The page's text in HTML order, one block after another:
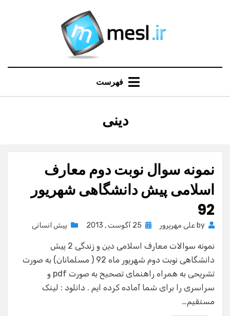
فهرست
برچسب
:
دینی
نمونه سوال نوبت دوم معارف
اسلامی پیش دانشگاهی شهریور
92
by علی مهرپرور
Posted
25 آگوست , 2013 پیش انسانی
نمونه سوالات معارف اسلامی دین و زندگی 2 پیش
دانشگاهی نوبت دوم شهریور ماه 92 ( مسلمانان) به صورت
تشریحی به همراه راهنمای تصحیح به صورت pdf و
سراسری را برای شما آماده کرده ایم . دانلود : لینک
مستقیم…